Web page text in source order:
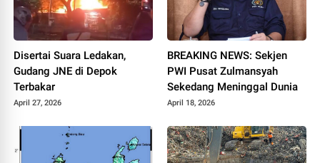
Disertai Suara Ledakan,
Gudang JNE di Depok
Terbakar
April 27, 2026
BREAKING NEWS: Sekjen
PWI Pusat Zulmansyah
Sekedang Meninggal Dunia
April 18, 2026